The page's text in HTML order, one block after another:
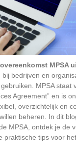
MPSA
bedrijven en
MPSA staat
Agreement” en is
overzichtelijk en
beheren. In dit
MPSA, ontdek je de
praktische tips voor